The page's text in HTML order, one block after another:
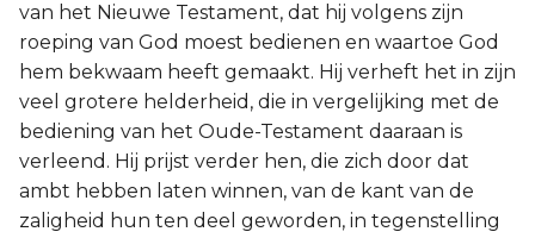
van het Nieuwe Testament, dat hij volgens zijn
roeping van God moest bedienen en waartoe God
hem bekwaam heeft gemaakt. Hij verheft het in zijn
veel grotere helderheid, die in vergelijking met de
bediening van het Oude-Testament daaraan is
verleend. Hij prijst verder hen, die zich door dat
ambt hebben laten winnen, van de kant van de
zaligheid hun ten deel geworden, in tegenstelling